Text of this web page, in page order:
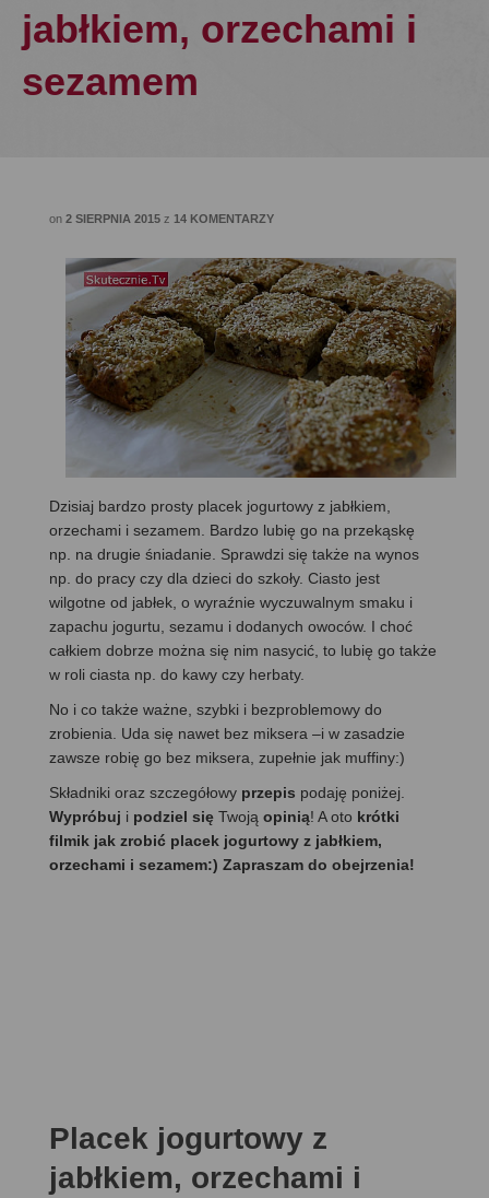
jabłkiem, orzechami i
sezamem
on 2 SIERPNIA 2015 z 14 KOMENTARZY
Dzisiaj bardzo prosty placek jogurtowy z jabłkiem,
orzechami i sezamem. Bardzo lubię go na przekąskę
np. na drugie śniadanie. Sprawdzi się także na wynos
np. do pracy czy dla dzieci do szkoły. Ciasto jest
wilgotne od jabłek, o wyraźnie wyczuwalnym smaku i
zapachu jogurtu, sezamu i dodanych owoców. I choć
całkiem dobrze można się nim nasycić, to lubię go także
w roli ciasta np. do kawy czy herbaty.
No i co także ważne, szybki i bezproblemowy do
zrobienia. Uda się nawet bez miksera –i w zasadzie
zawsze robię go bez miksera, zupełnie jak muffiny:)
Składniki oraz szczegółowy przepis podaję poniżej.
Wypróbuj i podziel się Twoją opinią! A oto krótki
filmik jak zrobić placek jogurtowy z jabłkiem,
orzechami i sezamem:) Zapraszam do obejrzenia!
Placek jogurtowy z
jabłkiem, orzechami i